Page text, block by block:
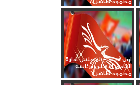
محمود طاهر_8
اول اجتماع لمجلس ادارة
النادى الاهلى برئاسة
محمود طاهر_6